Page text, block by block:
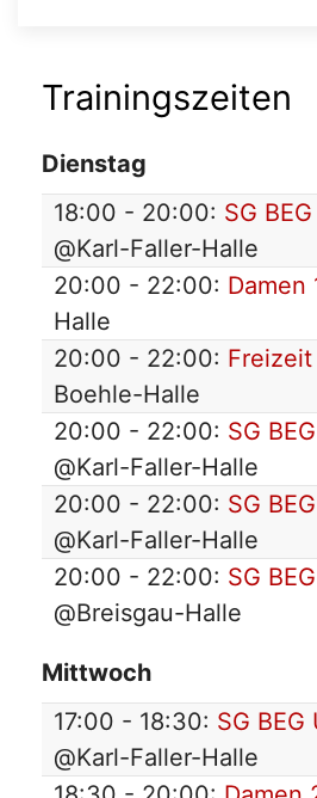
Trainingszeiten
Dienstag
18:00 - 20:00: SG
@Karl-Faller-Halle
20:00 - 22:00: Damen
Halle
20:00 - 22:00: Freizeit
Boehle-Halle
20:00 - 22:00: SG
@Karl-Faller-Halle
20:00 - 22:00: SG
@Karl-Faller-Halle
20:00 - 22:00: SG
@Breisgau-Halle
Mittwoch
17:00 - 18:30: SG
@Karl-Faller-Halle